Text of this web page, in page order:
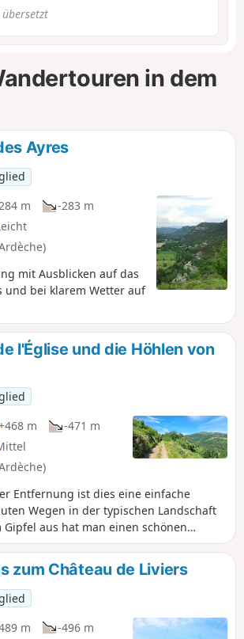
in dem
Ayres
m
-283 m
mit Ausblicken auf das
und bei klarem Wetter auf
l'Église und die Höhlen von
m
-471 m
Entfernung ist dies eine einfache
Wegen in der typischen Landschaft
Gipfel aus hat man einen schönen
das Rhône- und das Ouvèze-Tal und am
kann man die berühmten Höhlen von
die den Protestanten, die während
aus Privas vertrieben wurden, als
dienten.
zum Château de Liviers
m
-496 m